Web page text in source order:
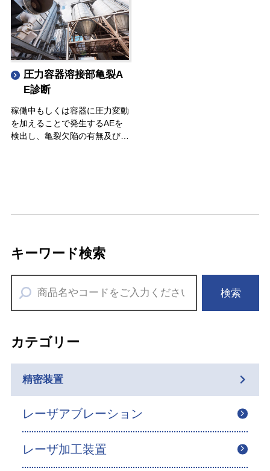
圧力容器溶接部亀裂A
E診断
稼働中もしくは容器に圧力変動
を加えることで発生するAEを
検出し、亀裂欠陥の有無及びそ
キーワード検索
検索
カテゴリー
精密装置
レーザアブレーション
レーザ加工装置